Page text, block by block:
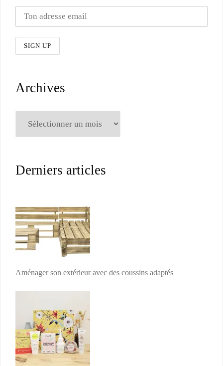
Archives
Derniers articles
Aménager son extérieur avec des coussins adaptés